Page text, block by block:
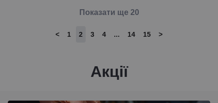
Показати ще 20
< 1 2 3 4 ... 14 15 >
Акції